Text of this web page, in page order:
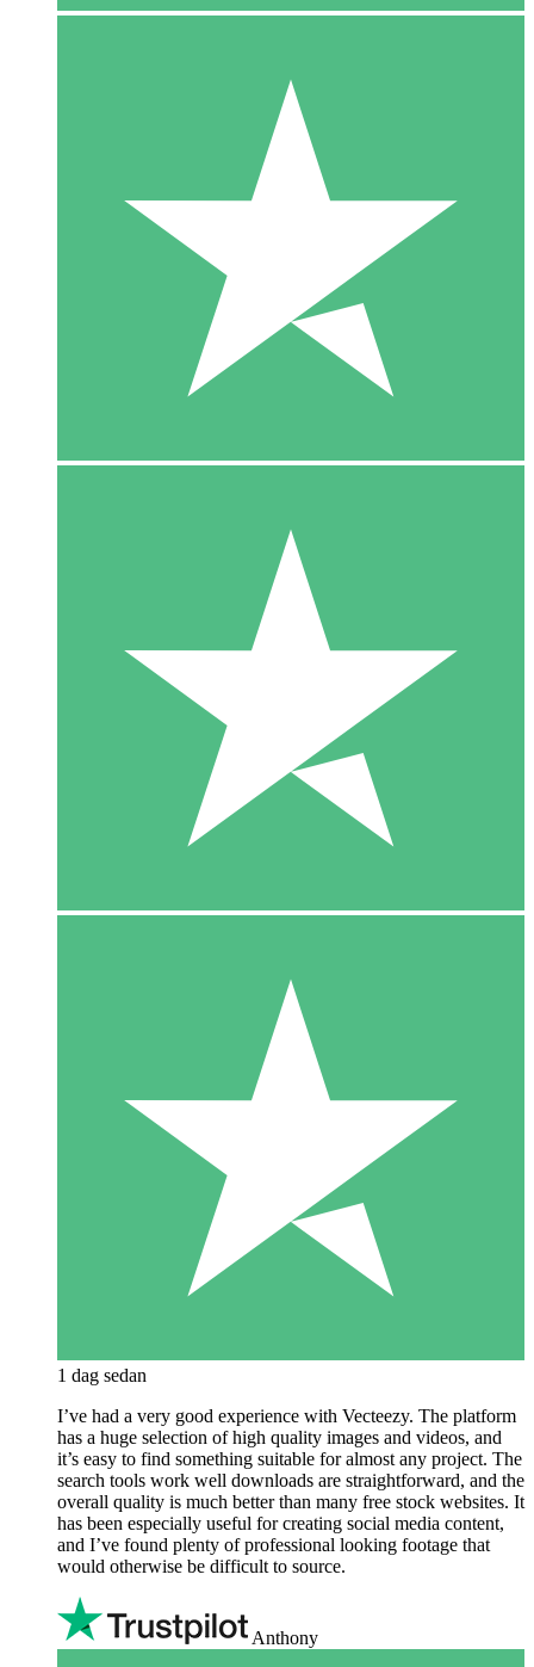
1 dag sedan
I’ve had a very good experience with Vecteezy. The platform
has a huge selection of high quality images and videos, and
it’s easy to find something suitable for almost any project. The
search tools work well downloads are straightforward, and the
overall quality is much better than many free stock websites. It
has been especially useful for creating social media content,
and I’ve found plenty of professional looking footage that
would otherwise be difficult to source.
Anthony